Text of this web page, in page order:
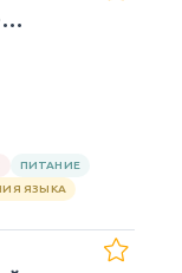
ПИТАНИЕ
ЯЗЫКА